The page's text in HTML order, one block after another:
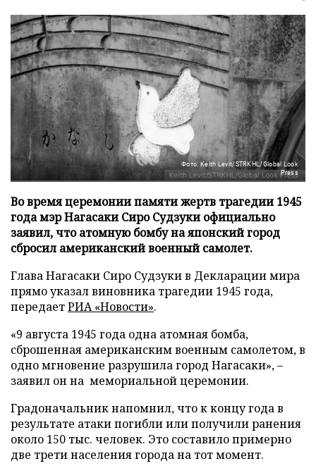
Фото: Keith Levit/STRKHL/Global Look
Press
Во время церемонии памяти жертв трагедии 1945
года мэр Нагасаки Сиро Судзуки официально
заявил, что атомную бомбу на японский город
сбросил американский военный самолет.
Глава Нагасаки Сиро Судзуки в Декларации мира
прямо указал виновника трагедии 1945 года,
передаетРИА «Новости».
«9 августа 1945 года одна атомная бомба,
сброшенная американским военным самолетом, в
одно мгновение разрушила город Нагасаки», –
заявил он на мемориальной церемонии.
Градоначальник напомнил, что к концу года в
результате атаки погибли или получили ранения
около 150 тыс. человек. Это составило примерно
две трети населения города на тот момент.